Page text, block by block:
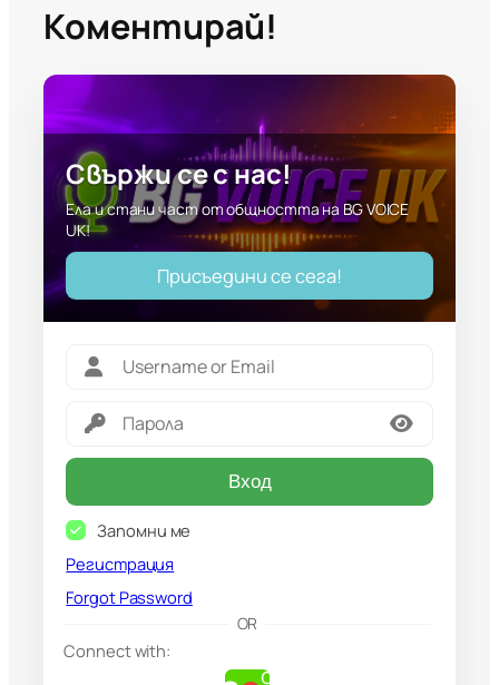
Коментирай!
Свържи се с нас!
Ела и стани част от общността на BG VOICE
UK!
Присъедини се сега!
Вход
Запомни ме
Регистрация
Forgot Password
OR
Connect with:
o